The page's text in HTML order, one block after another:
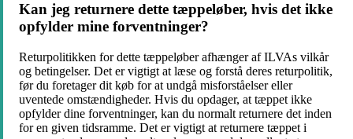
Kan jeg returnere dette tæppeløber, hvis det ikke
opfylder mine forventninger?
Returpolitikken for dette tæppeløber afhænger af ILVAs vilkår
og betingelser. Det er vigtigt at læse og forstå deres returpolitik,
før du foretager dit køb for at undgå misforståelser eller
uventede omstændigheder. Hvis du opdager, at tæppet ikke
opfylder dine forventninger, kan du normalt returnere det inden
for en given tidsramme. Det er vigtigt at returnere tæppet i